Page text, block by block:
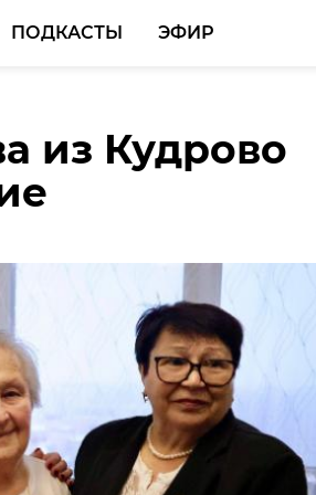
ПОДКАСТЫ ЭФИР
из Кудрово
ремонта
нарушения